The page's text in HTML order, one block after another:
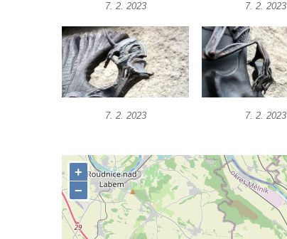
Flamingo trůn v ZOO Hluboká
Lavička Kůň Převalského v ZOO Hluboká
Lysá nad Labem, barokní město Šporkovo
Socha Opičákovník v ZOO Hluboká
Socha Roháč v ZOO Hluboká
Socha Mystik v ZOO Hluboká
čp. 69/1 v Českých Budějovicích
Socha Jana Valeria Jirsíka u Černé věže v
Českých Budějovicích
Socha Krista klesajícího pod křížem u
7. 2. 2023 7. 2. 2023
7. 2. 2023 7. 2. 2023